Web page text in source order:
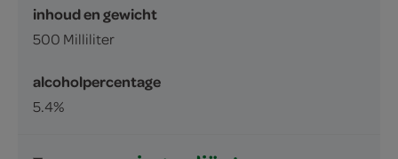
inhoud en gewicht
500 Milliliter
alcoholpercentage
5.4%